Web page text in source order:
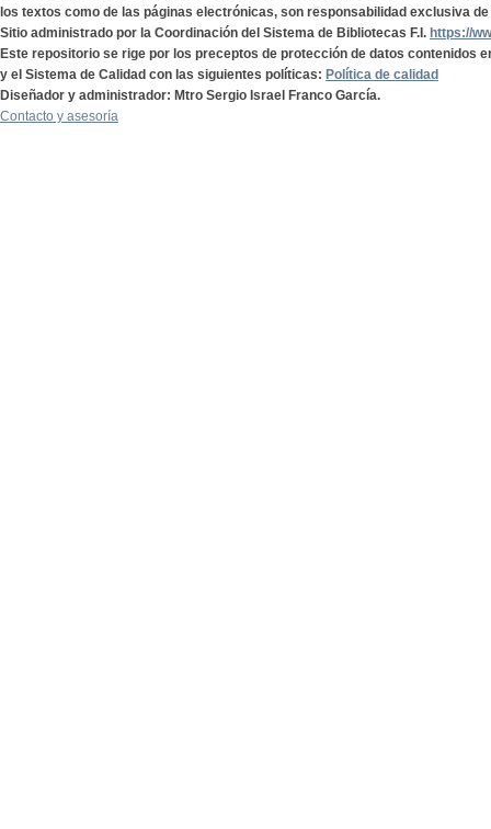
los textos como de las páginas electrónicas, son responsabilidad exclusiva
Sitio administrado por la Coordinación del Sistema de Bibliotecas F.I. https://
Este repositorio se rige por los preceptos de protección de datos contenidos
y el Sistema de Calidad con las siguientes políticas: Política de calidad
Diseñador y administrador: Mtro Sergio Israel Franco García.
Contacto y asesoría